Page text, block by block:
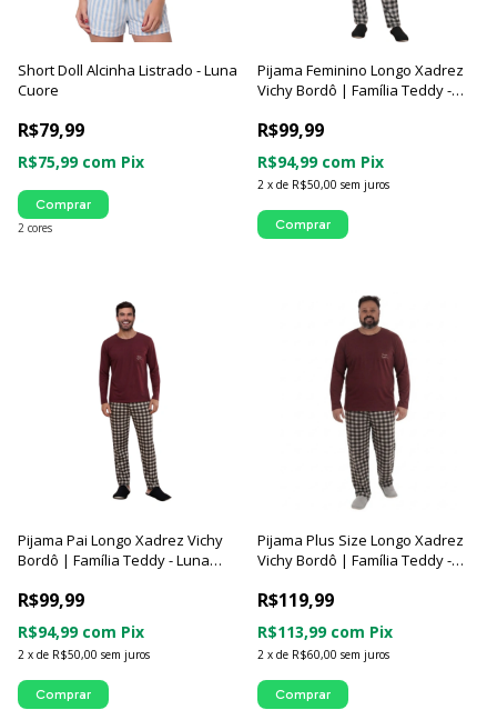
Short Doll Alcinha Listrado - Luna
Cuore
R$79,99
R$75,99 com Pix
2 cores
Comprar
Pijama Feminino Longo Xadrez
Vichy Bordô | Família Teddy -
R$99,99
2 x de R$50,00 sem juros
R$94,99 com Pix
Comprar
Pijama Pai Longo Xadrez Vichy
Bordô | Família Teddy - Luna
R$99,99
2 x de R$50,00 sem juros
R$94,99 com Pix
Comprar
Pijama Plus Size Longo Xadrez
Vichy Bordô | Família Teddy -
R$119,99
2 x de R$60,00 sem juros
R$113,99 com Pix
Comprar